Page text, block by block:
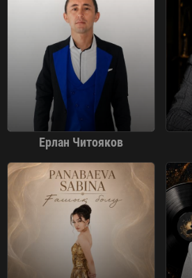
Ерлан Читояков